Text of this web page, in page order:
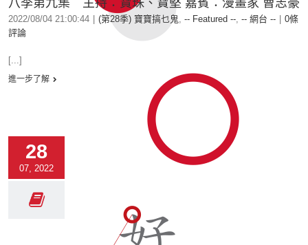
八季第九集 主持：寶珠、寶堅 嘉賓：漫畫家 曹志豪
2022/08/04 21:00:44 (第28季) 寶寶搞乜鬼, -- Featured --, -- 網台 --
0條
評論
[...]
進一步了解
28
07, 2022